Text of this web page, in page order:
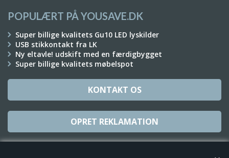
POPULÆRT PÅ YOUSAVE.DK
Super billige kvalitets Gu10 LED lyskilder
USB stikkontakt fra LK
Ny eltavle! udskift med en færdigbygget
Super billige kvalitets møbelspot
KONTAKT OS
OPRET REKLAMATION